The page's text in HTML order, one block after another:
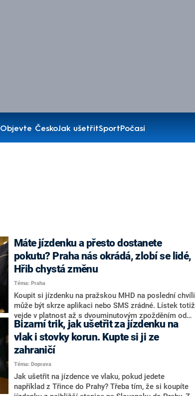
Objevte ČeskoJak ušetřitSportPočasí
Máte jízdenku a přesto dostanete
pokutu? Praha nás okrádá, zlobí se lidé,
Hřib chystá změnu
Téma: Praha
Koupit si jízdenku na pražskou MHD na poslední chvíli
může být skrze aplikaci nebo SMS zrádné. Lístek totiž
vejde v platnost až s dvouminutovým zpožděním od
aktivace a během této doby můžete dostat pokutu,
jako byste za přepravu vůbec nezaplatili. Toto opatření
má zamezit, aby si lidé nepořizovali jízdenku až v
momentě, kdy spatří ve voze revizora. Přesto po
stížnostech cestujících, kteří tímto způsobem dostali
pokutu, plánuje náměstek pro dopravu Zdeněk Hřib
(Piráti) alespoň zkrácení validační lhůty na jednu
Bizarní trik, jak ušetřit za jízdenku na
vlak i stovky korun. Kupte si ji ze
zahraničí
Téma: Doprava
Jak ušetřit na jízdence ve vlaku, pokud jedete
například z Třince do Prahy? Třeba tím, že si koupíte